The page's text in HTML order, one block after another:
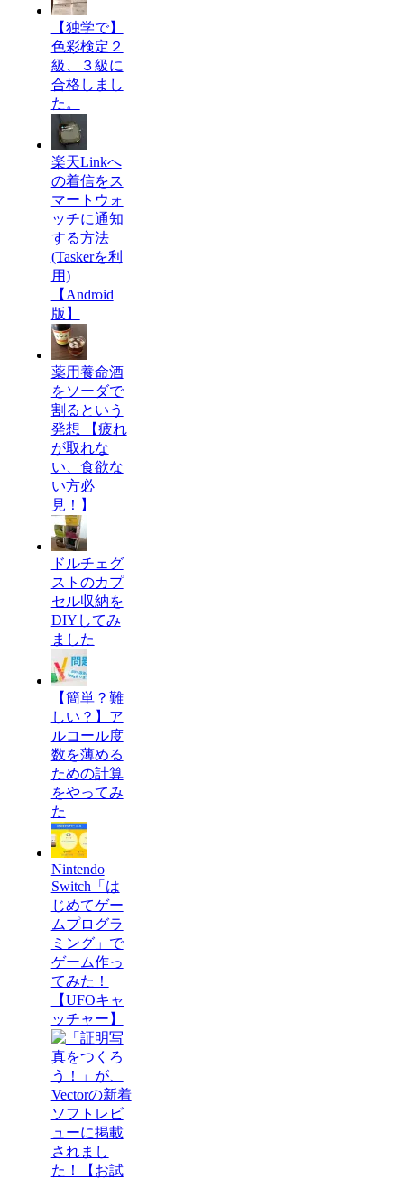
【独学で】
色彩検定２
級、３級に
合格しまし
た。
楽天Linkへ
の着信をス
マートウォ
ッチに通知
する方法
(Taskerを利
用)
【Android
版】
薬用養命酒
をソーダで
割るという
発想 【疲れ
が取れな
い、食欲な
い方必
見！】
ドルチェグ
ストのカプ
セル収納を
DIYしてみ
ました
【簡単？難
しい？】ア
ルコール度
数を薄める
ための計算
をやってみ
た
Nintendo
Switch「は
じめてゲー
ムプログラ
ミング」で
ゲーム作っ
てみた！
【UFOキャ
ッチャー】